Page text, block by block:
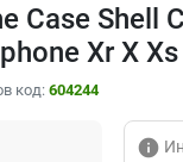
Case Shell
Xr X
код: 604244
info